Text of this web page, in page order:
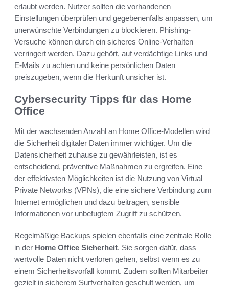
erlaubt werden. Nutzer sollten die vorhandenen
Einstellungen überprüfen und gegebenenfalls anpassen, um
unerwünschte Verbindungen zu blockieren. Phishing-
Versuche können durch ein sicheres Online-Verhalten
verringert werden. Dazu gehört, auf verdächtige Links und
E-Mails zu achten und keine persönlichen Daten
preiszugeben, wenn die Herkunft unsicher ist.
Cybersecurity Tipps für das Home
Office
Mit der wachsenden Anzahl an Home Office-Modellen wird
die Sicherheit digitaler Daten immer wichtiger. Um die
Datensicherheit zuhause zu gewährleisten, ist es
entscheidend, präventive Maßnahmen zu ergreifen. Eine
der effektivsten Möglichkeiten ist die Nutzung von Virtual
Private Networks (VPNs), die eine sichere Verbindung zum
Internet ermöglichen und dazu beitragen, sensible
Informationen vor unbefugtem Zugriff zu schützen.
Regelmäßige Backups spielen ebenfalls eine zentrale Rolle
in der Home Office Sicherheit. Sie sorgen dafür, dass
wertvolle Daten nicht verloren gehen, selbst wenn es zu
einem Sicherheitsvorfall kommt. Zudem sollten Mitarbeiter
gezielt in sicherem Surfverhalten geschult werden, um